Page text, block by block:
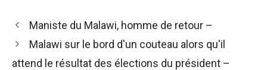
Navigation
des
Maniste du Malawi, homme de retour –
Malawi sur le bord d'un couteau alors qu'il
attend le résultat des élections du président –